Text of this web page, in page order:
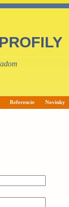
Referencie Novinky